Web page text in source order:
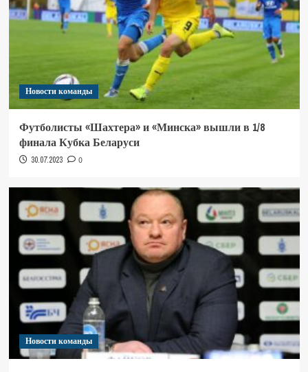
Новости команды
Футболисты «Шахтера» и «Минска» вышли в 1/8
финала Кубка Беларуси
30.07.2023 0
Новости команды